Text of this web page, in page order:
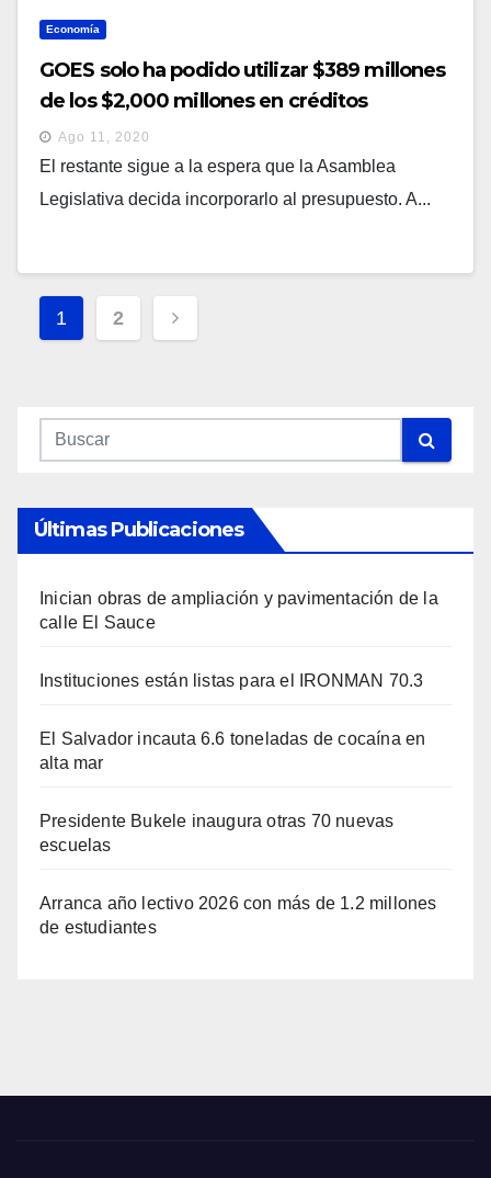
Economía
GOES solo ha podido utilizar $389 millones
de los $2,000 millones en créditos
Ago 11, 2020
El restante sigue a la espera que la Asamblea
Legislativa decida incorporarlo al presupuesto. A...
Navegación
De
1 2
Últimas Publicaciones
Inician obras de ampliación y pavimentación de la
calle El Sauce
Instituciones están listas para el IRONMAN 70.3
El Salvador incauta 6.6 toneladas de cocaína en
alta mar
Presidente Bukele inaugura otras 70 nuevas
escuelas
Arranca año lectivo 2026 con más de 1.2 millones
de estudiantes